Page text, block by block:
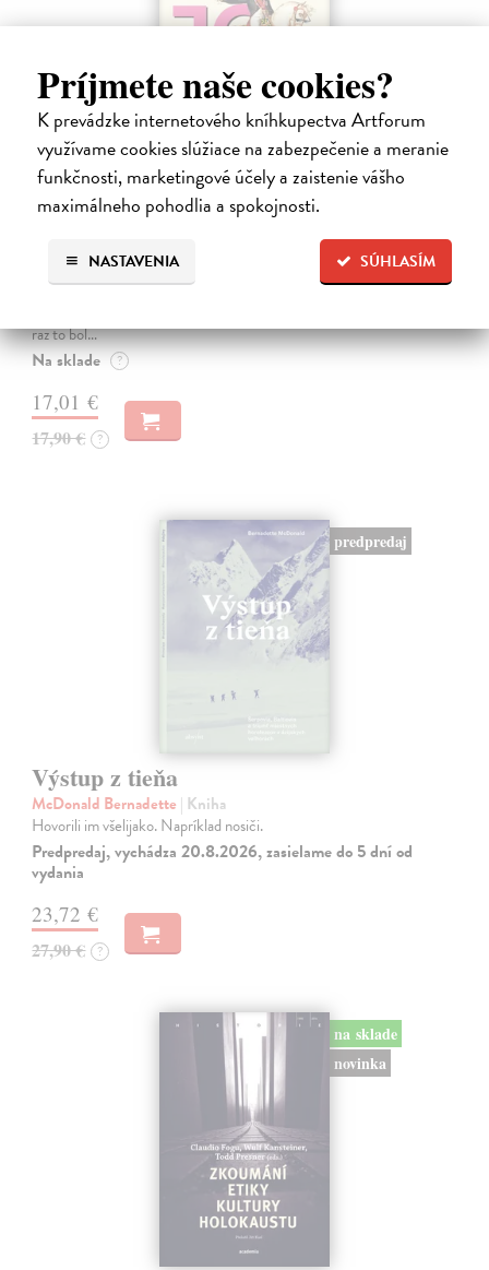
Príjmete naše cookies?
K prevádzke internetového kníhkupectva Artforum
využívame cookies slúžiace na zabezpečenie a meranie
funkčnosti, marketingové účely a zaistenie vášho
maximálneho pohodlia a spokojnosti.
SÚHLASÍM
NASTAVENIA
10 omylov, ktoré zmenili dejiny
Všetci robíme chyby, no len málokto svojím prešľapom zmení chod
dejín. Kniha 10 omylov, ktoré zmenili dejiny prináša vtipný a
raz to bol…
Na sklade ?
17,01 €
17,90 € ?
predpredaj
Výstup z tieňa
McDonald Bernadette | Kniha
Hovorili im všelijako. Napríklad nosiči.
Predpredaj, vychádza 20.8.2026, zasielame do 5 dní od
vydania
23,72 €
27,90 € ?
na sklade
novinka